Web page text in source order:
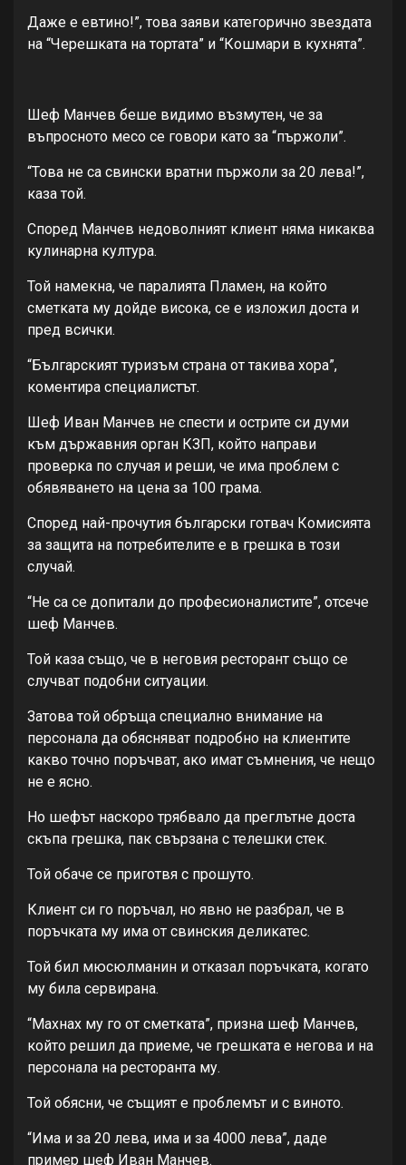
Даже е евтино!”, това заяви категорично звездата
на “Черешката на тортата” и “Кошмари в кухнята”.
Шеф Манчев беше видимо възмутен, че за
въпросното месо се говори като за “пържоли”.
“Това не са свински вратни пържоли за 20 лева!”,
каза той.
Според Манчев недоволният клиент няма никаква
кулинарна култура.
Той намекна, че паралията Пламен, на който
сметката му дойде висока, се е изложил доста и
пред всички.
“Българският туризъм страна от такива хора”,
коментира специалистът.
Шеф Иван Манчев не спести и острите си думи
към държавния орган КЗП, който направи
проверка по случая и реши, че има проблем с
обявяването на цена за 100 грама.
Според най-прочутия български готвач Комисията
за защита на потребителите е в грешка в този
случай.
“Не са се допитали до професионалистите”, отсече
шеф Манчев.
Той каза също, че в неговия ресторант също се
случват подобни ситуации.
Затова той обръща специално внимание на
персонала да обясняват подробно на клиентите
какво точно поръчват, ако имат съмнения, че нещо
не е ясно.
Но шефът наскоро трябвало да преглътне доста
скъпа грешка, пак свързана с телешки стек.
Той обаче се приготвя с прошуто.
Клиент си го поръчал, но явно не разбрал, че в
поръчката му има от свинския деликатес.
Той бил мюсюлманин и отказал поръчката, когато
му била сервирана.
“Махнах му го от сметката”, призна шеф Манчев,
който решил да приеме, че грешката е негова и на
персонала на ресторанта му.
Той обясни, че същият е проблемът и с виното.
“Има и за 20 лева, има и за 4000 лева”, даде
пример шеф Иван Манчев.